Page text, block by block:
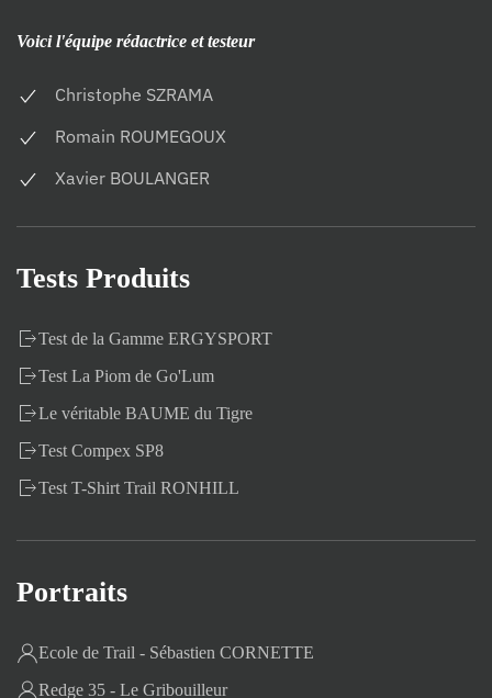
Voici l'équipe rédactrice et testeur
Christophe SZRAMA
Romain ROUMEGOUX
Xavier BOULANGER
Tests Produits
Test de la Gamme ERGYSPORT
Test La Piom de Go'Lum
Le véritable BAUME du Tigre
Test Compex SP8
Test T-Shirt Trail RONHILL
Portraits
Ecole de Trail - Sébastien CORNETTE
Redge 35 - Le Gribouilleur